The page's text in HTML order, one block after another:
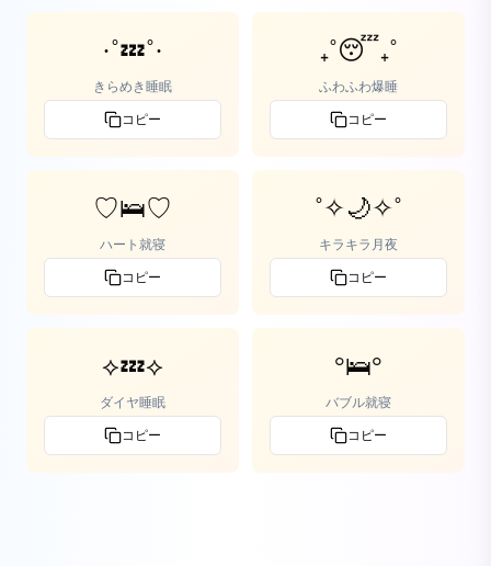
·˚💤˚·
きらめき睡眠
コピー
₊˚😴₊˚
ふわふわ爆睡
コピー
♡🛌♡
ハート就寝
コピー
˚✧🌙✧˚
キラキラ月夜
コピー
⟡💤⟡
ダイヤ睡眠
コピー
°🛌°
バブル就寝
コピー